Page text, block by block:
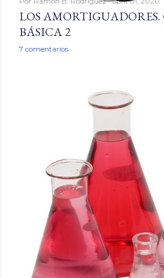
LOS
BÁSICA 2
7 comentarios